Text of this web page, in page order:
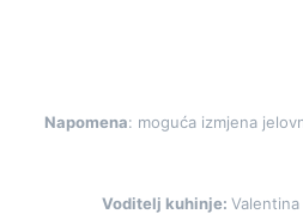
Napomena: moguća izmjena
Voditelj kuhinje: Valentina